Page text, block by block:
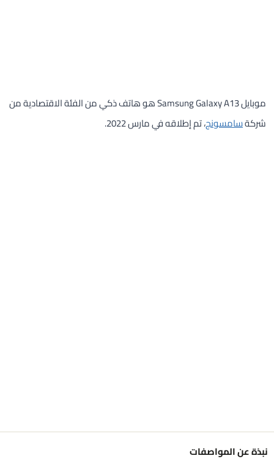
موبايل Samsung Galaxy A13 هو هاتف ذكي من الفئة الاقتصادية من
شركةسامسونج، تم إطلاقه في مارس 2022.
نبذة عن المواصفات